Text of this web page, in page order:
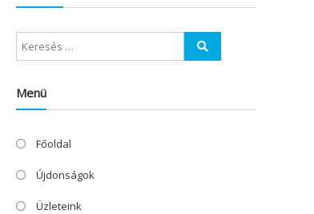
Menü
Főoldal
Újdonságok
Üzleteink